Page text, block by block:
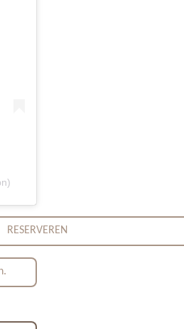
RESERVEREN